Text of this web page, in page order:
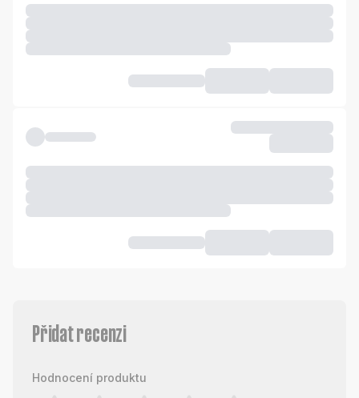
Přidat recenzi
Hodnocení produktu